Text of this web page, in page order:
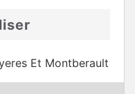
Et Montberault